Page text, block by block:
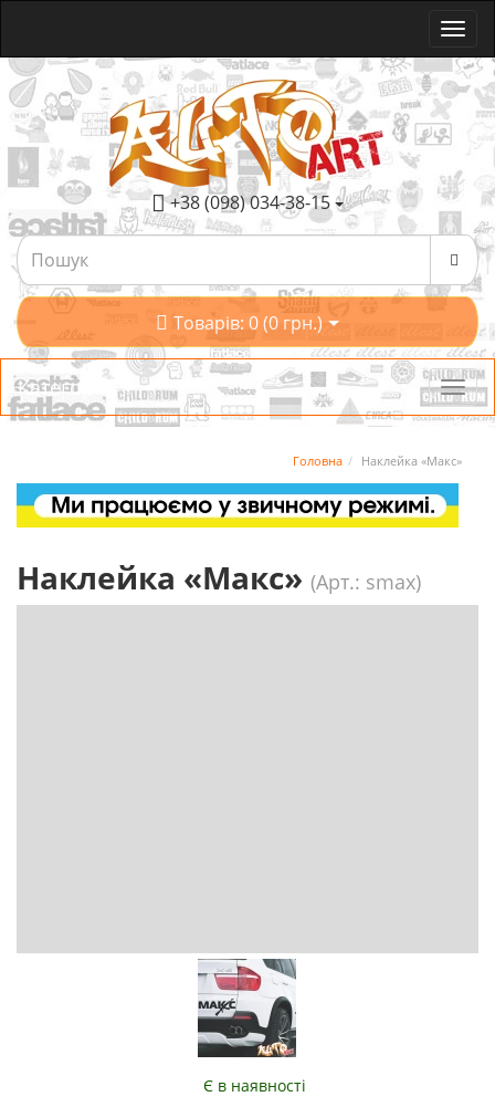
+38 (098) 034-38-15
Товарів: 0 (0 грн.)
Категорії
Головна Наклейка «Макс»
Наклейка «Макс» (Арт.: smax)
Є в наявності